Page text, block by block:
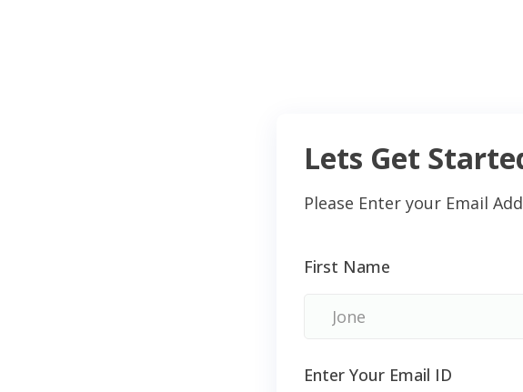
Lets Get
Please Enter your Email
First Name
Enter Your Email ID